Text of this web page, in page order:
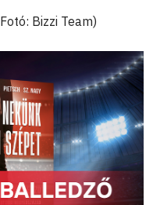
Fotó: Bizzi Team)